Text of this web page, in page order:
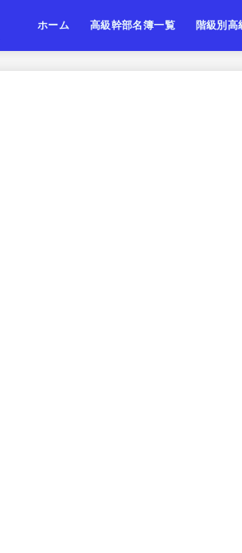
ホーム 高級幹部名簿一覧 階級別高